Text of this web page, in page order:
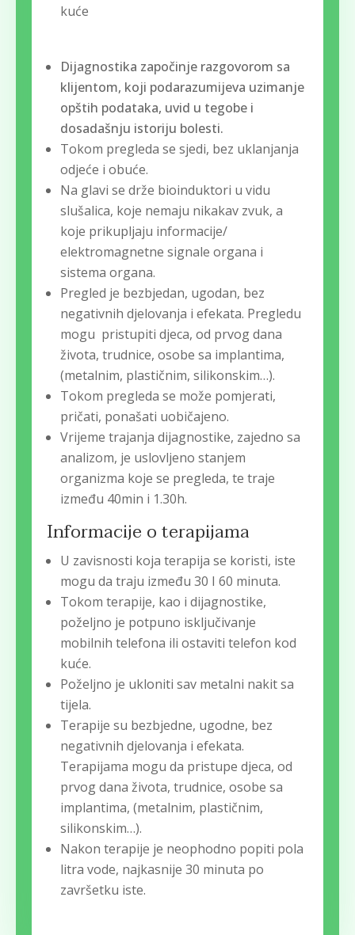
kuće
Dijagnostika započinje razgovorom sa
klijentom, koji podarazumijeva uzimanje
opštih podataka, uvid u tegobe i
dosadašnju istoriju bolesti.
Tokom pregleda se sjedi, bez uklanjanja
odjeće i obuće.
Na glavi se drže bioinduktori u vidu
slušalica, koje nemaju nikakav zvuk, a
koje prikupljaju informacije/
elektromagnetne signale organa i
sistema organa.
Pregled je bezbjedan, ugodan, bez
negativnih djelovanja i efekata. Pregledu
mogu pristupiti djeca, od prvog dana
života, trudnice, osobe sa implantima,
(metalnim, plastičnim, silikonskim…).
Tokom pregleda se može pomjerati,
pričati, ponašati uobičajeno.
Vrijeme trajanja dijagnostike, zajedno sa
analizom, je uslovljeno stanjem
organizma koje se pregleda, te traje
između 40min i 1.30h.
Informacije o terapijama
U zavisnosti koja terapija se koristi, iste
mogu da traju između 30 I 60 minuta.
Tokom terapije, kao i dijagnostike,
poželjno je potpuno isključivanje
mobilnih telefona ili ostaviti telefon kod
kuće.
Poželjno je ukloniti sav metalni nakit sa
tijela.
Terapije su bezbjedne, ugodne, bez
negativnih djelovanja i efekata.
Terapijama mogu da pristupe djeca, od
prvog dana života, trudnice, osobe sa
implantima, (metalnim, plastičnim,
silikonskim…).
Nakon terapije je neophodno popiti pola
litra vode, najkasnije 30 minuta po
završetku iste.